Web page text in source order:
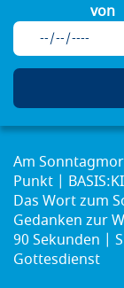
von
Am
Punkt
Das Wort zum
Gedanken zur
90 Sekunden
Gottesdienst